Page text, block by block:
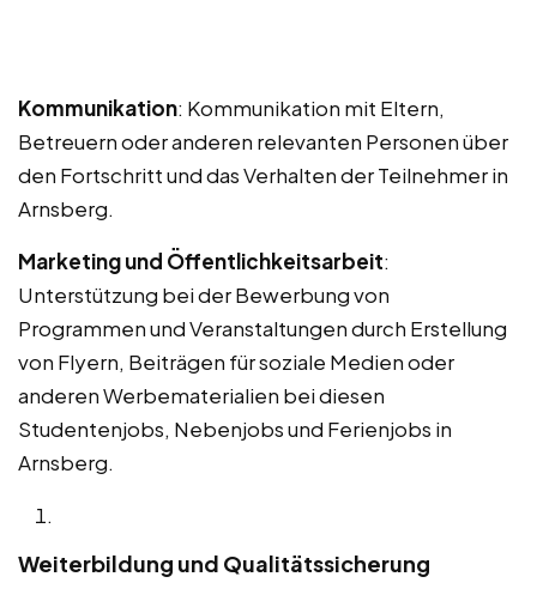
Kommunikation: Kommunikation mit Eltern,
Betreuern oder anderen relevanten Personen über
den Fortschritt und das Verhalten der Teilnehmer in
Arnsberg.
Marketing und Öffentlichkeitsarbeit:
Unterstützung bei der Bewerbung von
Programmen und Veranstaltungen durch Erstellung
von Flyern, Beiträgen für soziale Medien oder
anderen Werbematerialien bei diesen
Studentenjobs, Nebenjobs und Ferienjobs in
Arnsberg.
Weiterbildung und Qualitätssicherung